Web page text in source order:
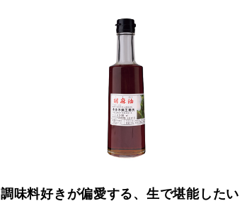
調味料好きが偏愛する、生で堪能したい